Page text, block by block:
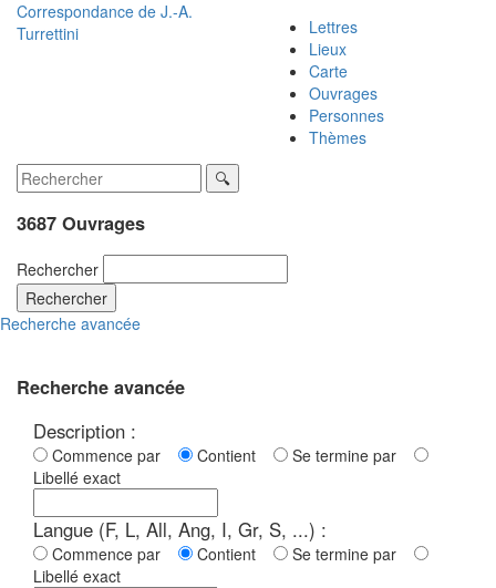
Correspondance de J.-A.
Turrettini
Lettres
Lieux
Carte
Ouvrages
Personnes
Thèmes
3687 Ouvrages
Rechercher
Rechercher
Recherche avancée
Recherche avancée
Description :
Commence par Contient
Se termine par
Libellé exact
Langue (F, L, All, Ang, I, Gr, S, ...) :
Commence par Contient
Se termine par
Libellé exact